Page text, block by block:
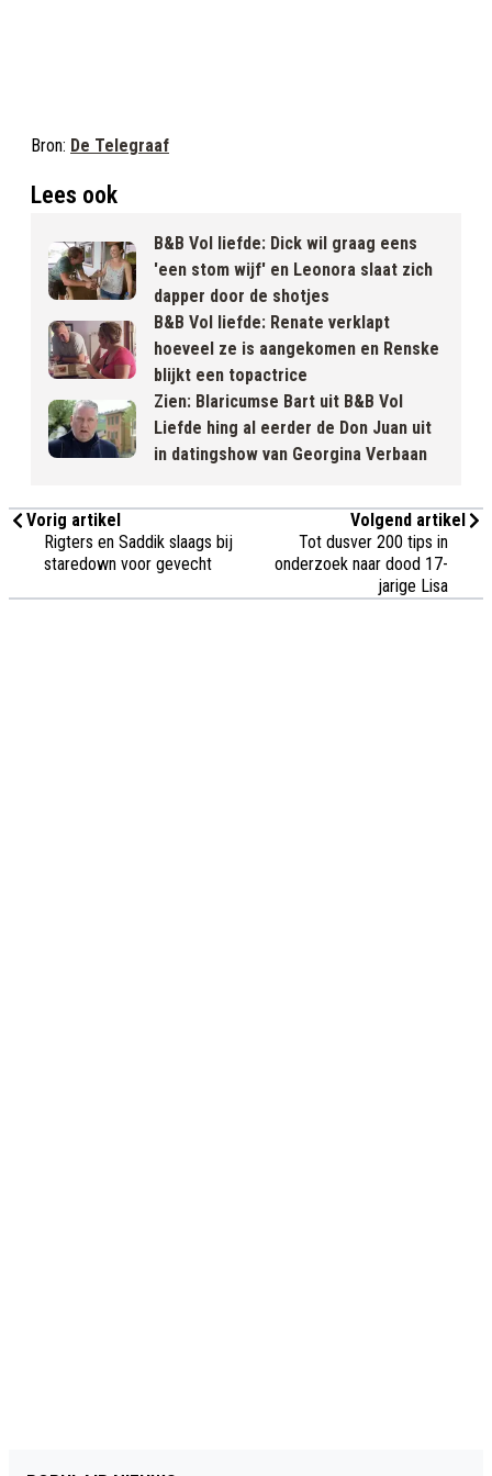
Bron: De Telegraaf
Lees ook
B&B Vol liefde: Dick wil graag eens
'een stom wijf' en Leonora slaat zich
dapper door de shotjes
B&B Vol liefde: Renate verklapt
hoeveel ze is aangekomen en Renske
blijkt een topactrice
Zien: Blaricumse Bart uit B&B Vol
Liefde hing al eerder de Don Juan uit
in datingshow van Georgina Verbaan
Vorig artikel
Rigters en Saddik slaags bij
staredown voor gevecht
Volgend artikel
Tot dusver 200 tips in
onderzoek naar dood 17-
jarige Lisa